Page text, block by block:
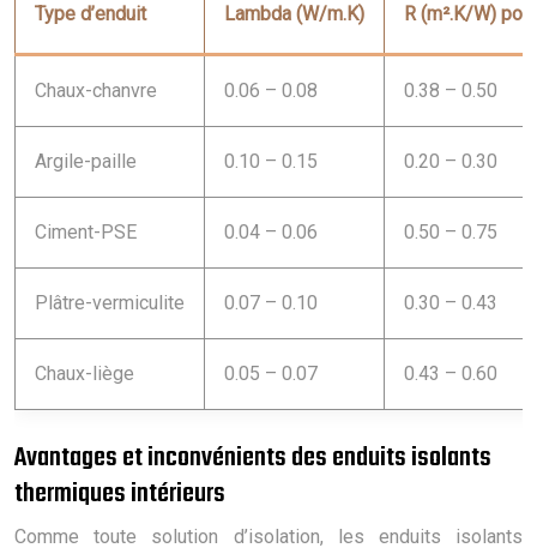
Type d’enduit Lambda (W/m.K) R (m².K/W)
Chaux-chanvre 0.06 – 0.08 0.38 – 0.50
Argile-paille 0.10 – 0.15 0.20 – 0.30
Ciment-PSE 0.04 – 0.06 0.50 – 0.75
Plâtre-vermiculite 0.07 – 0.10 0.30 – 0.43
Chaux-liège 0.05 – 0.07 0.43 – 0.60
Avantages et inconvénients des enduits isolants
thermiques intérieurs
Comme toute solution d’isolation, les enduits isolants